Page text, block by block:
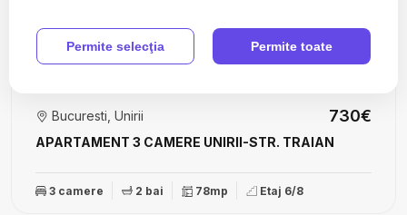
APARTAMENT 3 CAMERE UNIRII-STR. TRAIAN
Bucuresti, Unirii 730€
3 camere 2 bai 78mp Etaj 6/8
Permite selecţia Permite toate